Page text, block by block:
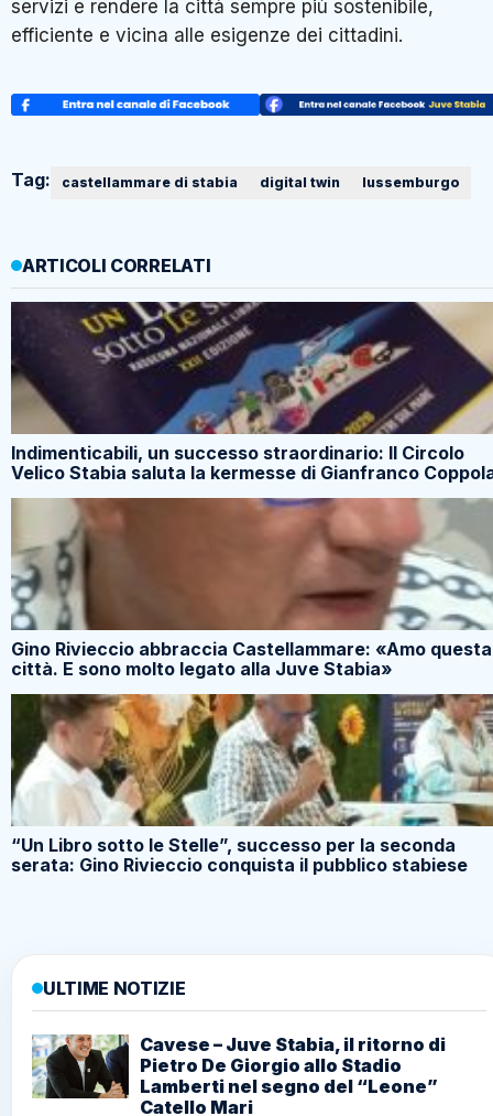
servizi e rendere la città sempre più sostenibile,
efficiente e vicina alle esigenze dei cittadini.
Tag: castellammare di stabia digital twin lussemburgo
ARTICOLI CORRELATI
Indimenticabili, un successo straordinario: Il Circolo
Velico Stabia saluta la kermesse di Gianfranco
Gino Rivieccio abbraccia Castellammare: «Amo questa
città. E sono molto legato alla Juve Stabia»
“Un Libro sotto le Stelle”, successo per la seconda
serata: Gino Rivieccio conquista il pubblico stabiese
ULTIME NOTIZIE
Cavese – Juve Stabia, il ritorno di
Pietro De Giorgio allo Stadio
Lamberti nel segno del “Leone”
Catello Mari